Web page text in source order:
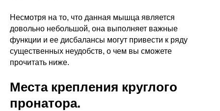
Несмотря на то, что данная мышца является
довольно небольшой, она выполняет важные
функции и ее дисбалансы могут привести к ряду
существенных неудобств, о чем вы сможете
прочитать ниже.
Места крепления круглого
пронатора.